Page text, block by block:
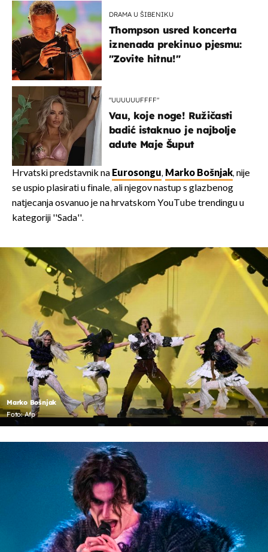
DRAMA U ŠIBENIKU
Thompson usred koncerta
iznenada prekinuo pjesmu:
"Zovite hitnu!"
"UUUUUUFFFF"
Vau, koje noge! Ružičasti
badić istaknuo je najbolje
adute Maje Šuput
Hrvatski predstavnik na Eurosongu, Marko Bošnjak, nije
se uspio plasirati u finale, ali njegov nastup s glazbenog
natjecanja osvanuo je na hrvatskom YouTube trendingu u
kategoriji ''Sada''.
Marko Bošnjak
Foto: Afp